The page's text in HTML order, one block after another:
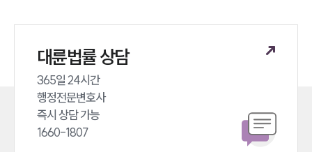
대륜법률 상담
365일 24시간
행정전문변호사
즉시 상담 가능
1660-1807